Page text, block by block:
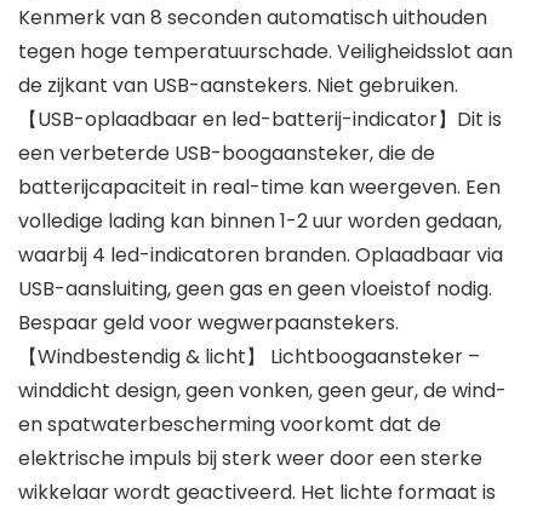
Kenmerk van 8 seconden automatisch uithouden
tegen hoge temperatuurschade. Veiligheidsslot aan
de zijkant van USB-aanstekers. Niet gebruiken.
【USB-oplaadbaar en led-batterij-indicator】Dit is
een verbeterde USB-boogaansteker, die de
batterijcapaciteit in real-time kan weergeven. Een
volledige lading kan binnen 1-2 uur worden gedaan,
waarbij 4 led-indicatoren branden. Oplaadbaar via
USB-aansluiting, geen gas en geen vloeistof nodig.
Bespaar geld voor wegwerpaanstekers.
【Windbestendig & licht】 Lichtboogaansteker –
winddicht design, geen vonken, geen geur, de wind-
en spatwaterbescherming voorkomt dat de
elektrische impuls bij sterk weer door een sterke
wikkelaar wordt geactiveerd. Het lichte formaat is